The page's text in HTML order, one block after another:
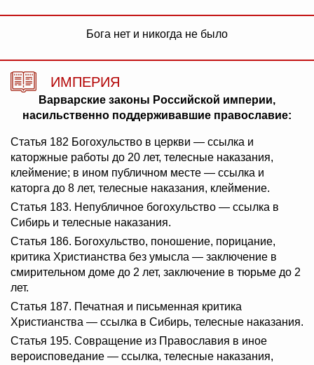
Бога нет и никогда не было
ИМПЕРИЯ
Варварские законы Российской империи,
насильственно поддерживавшие православие:
Статья 182 Богохульство в церкви — ссылка и
каторжные работы до 20 лет, телесные наказания,
клеймение; в ином публичном месте — ссылка и
каторга до 8 лет, телесные наказания, клеймение.
Статья 183. Непубличное богохульство — ссылка в
Сибирь и телесные наказания.
Статья 186. Богохульство, поношение, порицание,
критика Христианства без умысла — заключение в
смирительном доме до 2 лет, заключение в тюрьме до 2
лет.
Статья 187. Печатная и письменная критика
Христианства — ссылка в Сибирь, телесные наказания.
Статья 195. Совращение из Православия в иное
вероисповедание — ссылка, телесные наказания,